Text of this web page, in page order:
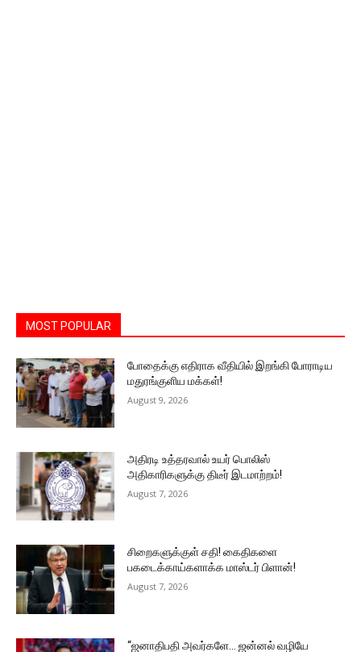
MOST POPULAR
போதைக்கு எதிராக வீதியில் இறங்கி போராடிய
மதுரங்குளிய மக்கள்!
August 9, 2026
அதிரடி உத்தரவால் உயர் பொலிஸ்
அதிகாரிகளுக்கு திடீர் இடமாற்றம்!
August 7, 2026
சிறைகளுக்குள் சதி! கைதிகளை
பகடைக்காய்களாக்க மாஸ்டர் பிளான்!
August 7, 2026
“ஜனாதிபதி அவர்களே… ஜன்னல் வழியே